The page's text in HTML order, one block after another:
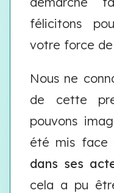
félicitons
votre force
Nous ne
de cette
pouvons
été mis face
dans ses
cela a pu